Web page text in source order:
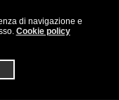
di navigazione e
Cookie policy